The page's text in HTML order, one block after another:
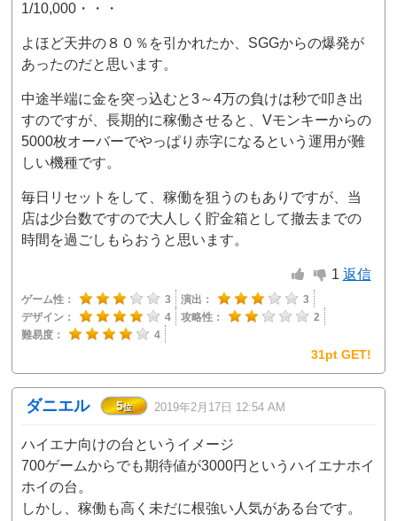
1/10,000・・・
よほど天井の８０％を引かれたか、SGGからの爆発が
あったのだと思います。
中途半端に金を突っ込むと3～4万の負けは秒で叩き出
すのですが、長期的に稼働させると、Vモンキーからの
5000枚オーバーでやっぱり赤字になるという運用が難
しい機種です。
毎日リセットをして、稼働を狙うのもありですが、当
店は少台数ですので大人しく貯金箱として撤去までの
時間を過ごしもらおうと思います。
1 返信
ゲーム性： 3 演出：
3
デザイン：
4 攻略性：
2
難易度：
4
31pt GET!
ダニエル 5位 2019年2月17日 12:54 AM
ハイエナ向けの台というイメージ
700ゲームからでも期待値が3000円というハイエナホイ
ホイの台。
しかし、稼働も高く未だに根強い人気がある台です。